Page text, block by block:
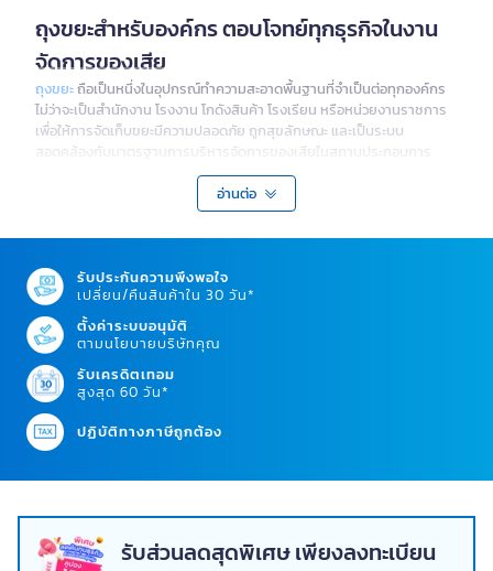
ถุงขยะสำหรับองค์กร ตอบโจทย์ทุกธุรกิจในงาน
จัดการของเสีย
ถุงขยะถือเป็นหนึ่งในอุปกรณ์ทำความสะอาดพื้นฐานที่จำเป็นต่อทุกองค์กร
ไม่ว่าจะเป็นสำนักงาน โรงงาน โกดังสินค้า โรงเรียน หรือหน่วยงานราชการ
เพื่อให้การจัดเก็บขยะมีความปลอดภัย ถูกสุขลักษณะ และเป็นระบบ
สอดคล้องกับมาตรฐานการบริหารจัดการของเสียในสถานประกอบการ
ประเภทของถุงขยะสำหรับการใช้งานระดับองค์กร
เชิงธุรกิจโดยเฉพาะ ไม่ว่าจะเป็นถุงขยะสีต่าง ๆ ขนาดมาตรฐาน หรือแบบ
หนาพิเศษ เพื่อตอบสนองความต้องการในแต่ละแผนกขององค์กรอย่าง
ครอบคลุม
1. ถุงขยะสีดำ
ถุงขยะสีดำ เหมาะสำหรับขยะทั่วไปในพื้นที่สำนักงาน เช่น เศษกระดาษ กล่อง
บรรจุภัณฑ์ หรือขยะจากกิจกรรมในออฟฟิศ มักใช้ควบคู่กับถังขยะที่ต้องการ
ความเป็นระเบียบและไม่มองเห็นสิ่งปนเปื้อน
2. ถุงขยะสีเขียว
อาหาร หน่วยงานที่มีการจัดการขยะรีไซเคิล และองค์กรที่ให้ความสำคัญกับ
3. ถุงขยะสีแดง
อ่านต่อ
รับประกันความพึงพอใจ
เปลี่ยน/คืนสินค้าใน 30 วัน*
ตั้งค่าระบบอนุมัติ
ตามนโยบายบริษัทคุณ
รับเครดิตเทอม
สูงสุด 60 วัน*
ปฏิบัติทางภาษีถูกต้อง
รับส่วนลดสุดพิเศษ เพียงลงทะเบียน